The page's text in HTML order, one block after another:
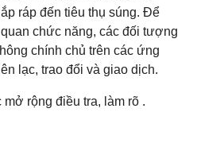
ráp đến tiêu thụ súng. Để
chức năng, các đối tượng
chính chủ trên các ứng
lạc, trao đổi và giao dịch.
rộng điều tra, làm rõ .